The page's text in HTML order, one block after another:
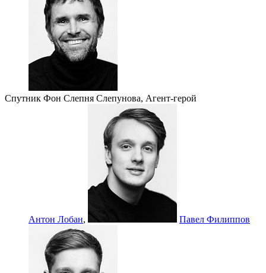
Спутник Фон Слепня Слепунова, Агент-герой
Антон Лобан, Павел Филиппов